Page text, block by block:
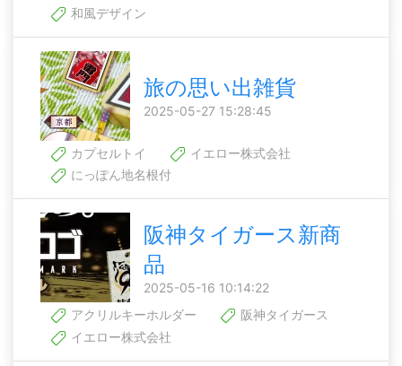
和風デザイン
旅の思い出雑貨
2025-05-27 15:28:45
カプセルトイ
イエロー株式会社
にっぽん地名根付
阪神タイガース新商
品
2025-05-16 10:14:22
アクリルキーホルダー
阪神タイガース
イエロー株式会社